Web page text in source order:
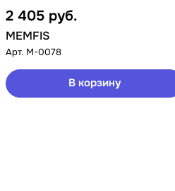
2 405 руб.
MEMFIS
Арт. M-0078
В корзину